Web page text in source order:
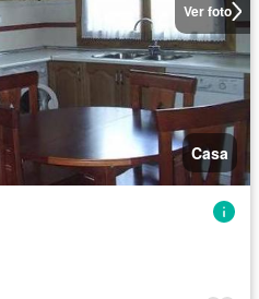
Ver foto
Casa